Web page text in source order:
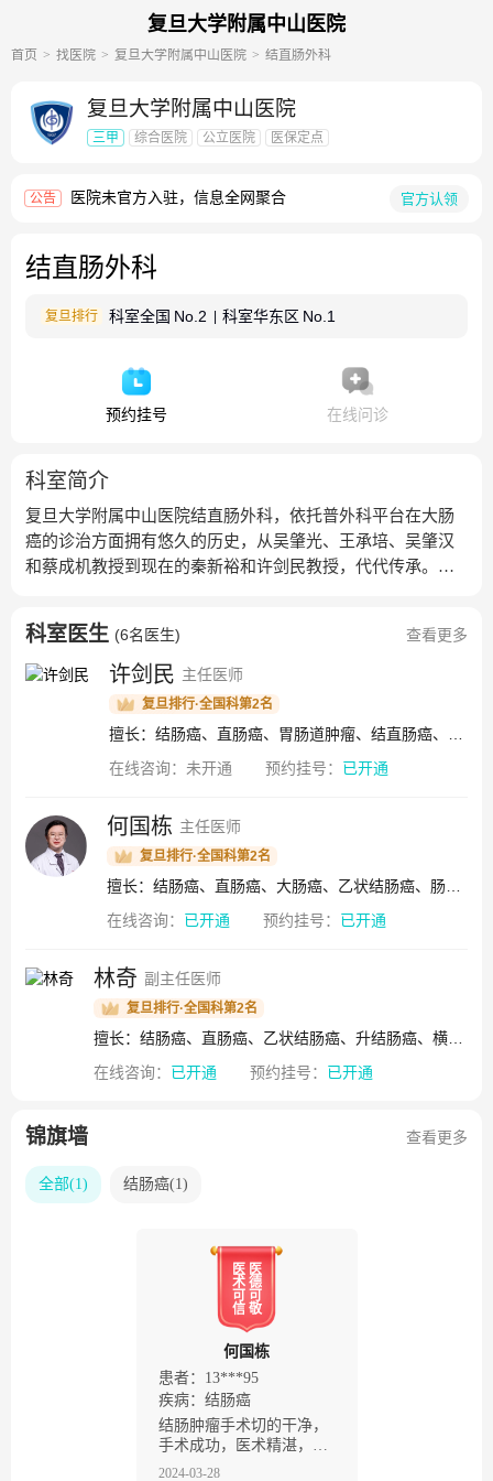
复旦大学附属中山医院
首页 找医院 复旦大学附属中山医院 结直肠外科
复旦大学附属中山医院
三甲 综合医院 公立医院 医保定点
公告 医院未官方入驻，信息全网聚合 官方认领
结直肠外科
复旦排行 科室全国 No.2 科室华东区 No.1
预约挂号 在线问诊
科室简介
复旦大学附属中山医院结直肠外科，依托普外科平台在大肠
癌的诊治方面拥有悠久的历史，从吴肇光、王承培、吴肇汉
和蔡成机教授到现在的秦新裕和许剑民教授，代代传承。自
直肠外科。经过20余年的发展，在科主任许剑民教授的带领
下，科室成为集“医、教、研”于一体的结直肠癌诊治中心，
诊疗水平位居国内前列。临床诊疗方面，推广结直肠癌的早
期筛查，创建结直肠癌早诊早治体系。聚焦结直肠肿瘤微创
手术，引领结直肠微创治疗，尤其在结直肠癌机器人手术方
面国内外领先。国内最早建立结直肠癌肝转移多学科诊疗团
领先。国际顶刊发表多篇标志性的论文，牵头制定指南并发
布国际版，逐步形成一套规范化的全程诊疗体系。科室现有
床位96张，2023年共开展结直肠癌手术3080例，其中微创手
术比例95.8%。在国内率先开展机器人直肠癌根治术，年手术
量超500例，累计开展超5000例，国内外第一。开展结直肠外
午），年诊疗患者1.7万人次；开展专家门诊，年诊疗患者1.4
万人次；开展特需门诊及国际门诊，年诊疗患者1.2万人次。
在国内率先建立结直肠癌多学科团队（MDT），并开设MDT
门诊，年诊疗患者2千人次，累计诊疗患者超8千人次。科室
人才梯队方面，由许剑民教授担任科室主任，另有正高级3
博导2人，硕导3人，目前在读研究生15人，博士后1人。现有
国家卫生健康突出贡献中青年专家1人、上海市领军人才1
人、上海市优秀学科带头人1人、上海工匠1人、青年扬帆人
才3人、医苑新星2人、福建省杰出青年1人、厦门市英才双百
事兼结直肠肿瘤专委会副主委及机器人学组组长；中国医师
协会外科分会常委兼机器人外科、MDT专家工作组副组长；
中国医师协会肛肠外科分会肿瘤转移学组组长；中国抗癌协
会大肠癌整合委员会副主委、大肠癌整合科普专委会主委、
肿瘤大数据与真实世界研究专委会副主委；中国临床肿瘤学
会理事（CSCO）兼结直肠癌专家委员会副主委；中华医学会
外科分会结直肠外科学组委员；中国医促会肿瘤转移专委会
副主委；中国研究型医院学会机器人与腹腔镜外科专委会、
肿瘤外科专委会副主委；中国上海肿瘤防治联盟结直肠癌专
科室医生 (6名医生) 查看更多
许剑民 主任医师
复旦排行·全国科第2名
在线咨询： 未开通 预约挂号： 已开通
何国栋 主任医师
复旦排行·全国科第2名
在线咨询： 已开通 预约挂号： 已开通
林奇 副主任医师
复旦排行·全国科第2名
在线咨询： 已开通 预约挂号： 已开通
锦旗墙 查看更多
全部(1) 结肠癌(1)
医
术
可
信
医
德
可
敬
何国栋
患者：13***95
疾病： 结肠癌
结肠肿瘤手术切的干净，
手术成功，医术精湛，不
槐是手术专家
2024-03-28